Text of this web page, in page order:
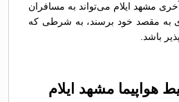
مشهد ایلام می‌تواند به مسافران
به مقصد خود برسند، به شرطی که
باشد.
هواپیما مشهد ایلام